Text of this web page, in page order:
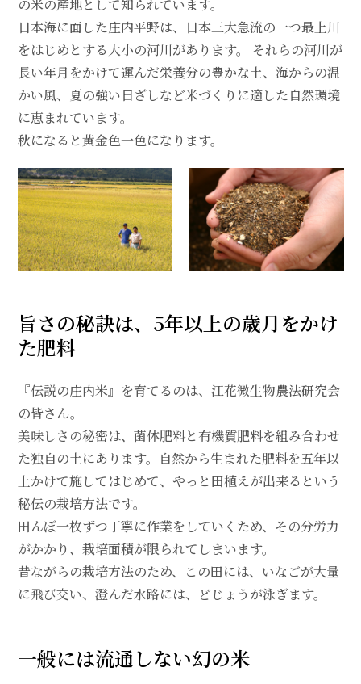
の米の産地として知られています。
日本海に面した庄内平野は、日本三大急流の一つ最上川
をはじめとする大小の河川があります。 それらの河川が
長い年月をかけて運んだ栄養分の豊かな土、海からの温
かい風、夏の強い日ざしなど米づくりに適した自然環境
に恵まれています。
秋になると黄金色一色になります。
旨さの秘訣は、5年以上の歳月をかけ
た肥料
『伝説の庄内米』を育てるのは、江花微生物農法研究会
の皆さん。
美味しさの秘密は、菌体肥料と有機質肥料を組み合わせ
た独自の土にあります。自然から生まれた肥料を五年以
上かけて施してはじめて、やっと田植えが出来るという
秘伝の栽培方法です。
田んぼ一枚ずつ丁寧に作業をしていくため、その分労力
がかかり、栽培面積が限られてしまいます。
昔ながらの栽培方法のため、この田には、いなごが大量
に飛び交い、澄んだ水路には、どじょうが泳ぎます。
一般には流通しない幻の米